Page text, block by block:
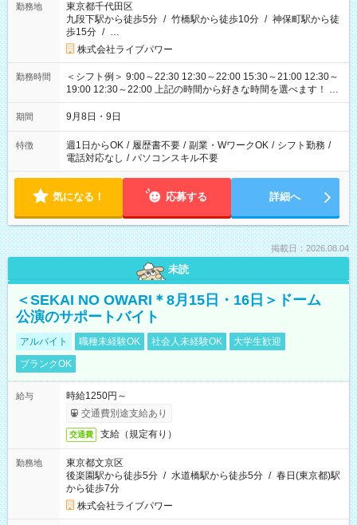
勤務地
東京都千代田区
九段下駅から徒歩5分 / 竹橋駅から徒歩10分 / 神保町駅から徒
歩15分 / …
株式会社ライブパワー
勤務時間
＜シフト例＞ 9:00～22:30 12:30～22:00 15:30～21:00 12:30～
19:00 12:30～22:00 上記の時間から好きな時間を選べます！ ※
時間は変更となる可能性があります
期間 9月8日・9日
特徴 週1日からOK / 履歴書不要 / 副業・WワークOK / シフト勤務 /
電話対応なし / パソコンスキル不要
気になる！ 応募する 詳細へ
掲載日：2026.08.04
未読
＜SEKAI NO OWARI＊8月15日・16日＞ドーム
公演のサポートバイト
アルバイト 職種未経験OK 社会人未経験OK
大学生歓迎
ブランクOK
給与
時給1250円～
交通費別途支給あり
交通費 支給（規定有り）
勤務地
東京都文京区
後楽園駅から徒歩5分 / 水道橋駅から徒歩5分 / 春日(東京都)駅
から徒歩7分
株式会社ライブパワー